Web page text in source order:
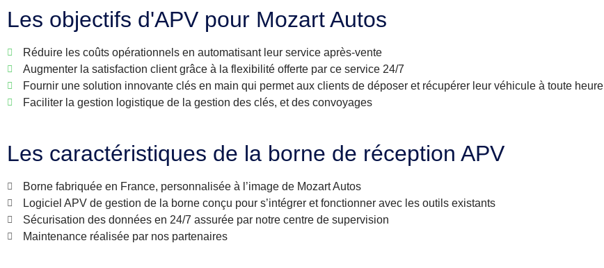
Les objectifs d'APV pour Mozart Autos
Réduire les coûts opérationnels en automatisant leur service après-vente
Augmenter la satisfaction client grâce à la flexibilité offerte par ce service 24/7
Fournir une solution innovante clés en main qui permet aux clients de déposer et récupérer leur véhicule à toute heure
Faciliter la gestion logistique de la gestion des clés, et des convoyages
Les caractéristiques de la borne de réception APV
Borne fabriquée en France, personnalisée à l’image de Mozart Autos
Logiciel APV de gestion de la borne conçu pour s’intégrer et fonctionner avec les outils existants
Sécurisation des données en 24/7 assurée par notre centre de supervision
Maintenance réalisée par nos partenaires